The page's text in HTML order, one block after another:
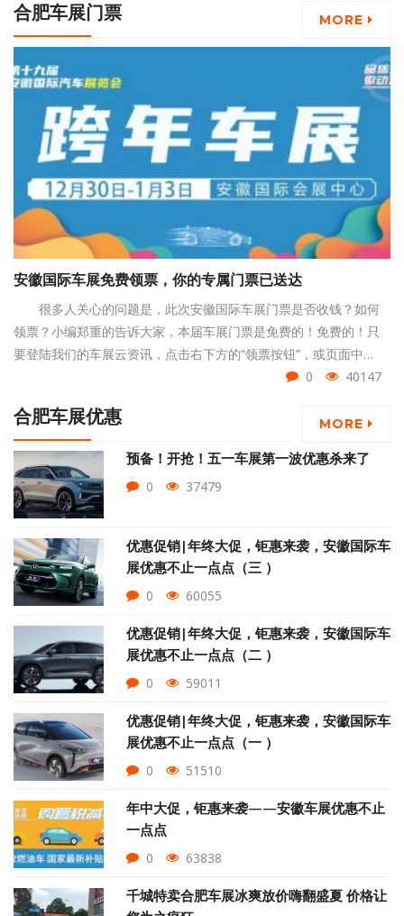
合肥车展门票 MORE
安徽国际车展免费领票，你的专属门票已送达
很多人关心的问题是，此次安徽国际车展门票是否收钱？如何
领票？小编郑重的告诉大家，本届车展门票是免费的！免费的！只
要登陆我们的车展云资讯，点击右下方的“领票按钮”，或页面中
的“限时免费领票”按钮，填写您的姓名、手机号与身份证号码，即可
0 40147
合肥车展优惠 MORE
预备！开抢！五一车展第一波优惠杀来了
0 37479
优惠促销|年终大促，钜惠来袭，安徽国际车
展优惠不止一点点（三 ）
0 60055
优惠促销|年终大促，钜惠来袭，安徽国际车
展优惠不止一点点（二 ）
0 59011
优惠促销|年终大促，钜惠来袭，安徽国际车
展优惠不止一点点（一 ）
0 51510
年中大促，钜惠来袭——安徽车展优惠不止
一点点
0 63838
千城特卖合肥车展冰爽放价嗨翻盛夏 价格让